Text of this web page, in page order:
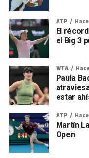
ATP
El
el Big 3
WTA
Paula
estar
ATP
Martín
Open